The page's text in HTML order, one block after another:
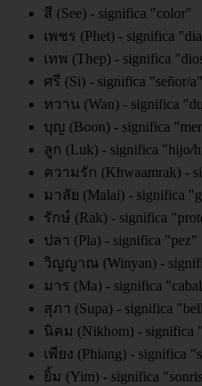
สี (See) - significa "color"
เพชร (Phet) - significa
เทพ (Thep) - significa
ศรี (Si) - significa "señor/a"
หวาน (Wan) - significa
บุญ (Boon) - significa
ลูก (Luk) - significa "hijo/
ความรัก (Khwaamrak) -
มาลัย (Malai) - significa
รักษ์ (Rak) - significa
ปลา (Pla) - significa "pez"
วิญญาณ (Winyan) -
มาร (Ma) - significa
สุภา (Supa) - significa
นิคม (Nikhom) - significa
เพียง (Phiang) - significa
ยิ้ม (Yim) - significa